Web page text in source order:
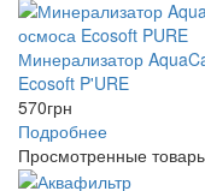
Минерализатор
Ecosoft P'URE
570грн
Подробнее
Просмотренные